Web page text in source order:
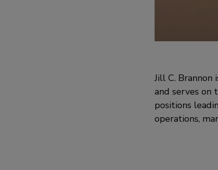
Jill C. Brannon
and serves on
positions
operations,